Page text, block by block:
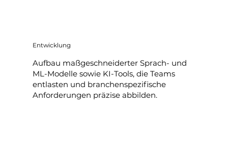
Entwicklung
Aufbau maßgeschneiderter Sprach- und
ML-Modelle sowie KI-Tools, die Teams
entlasten und branchenspezifische
Anforderungen präzise abbilden.